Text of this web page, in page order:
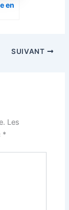
en
SUIVANT
Les
*